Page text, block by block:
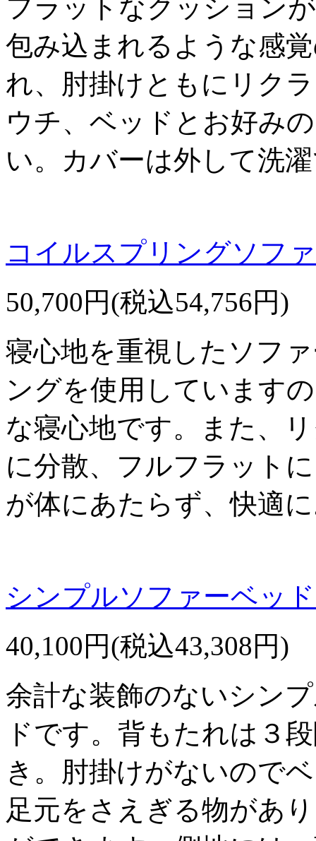
フラットなクッション
包み込まれるような感
れ、肘掛けともにリク
ウチ、ベッドとお好み
い。カバーは外して洗
コイルスプリングソフ
50,700円(税込54,756円)
寝心地を重視したソフ
ングを使用しています
な寝心地です。また、
に分散、フルフラット
が体にあたらず、快適
シンプルソファーベッ
40,100円(税込43,308円)
余計な装飾のないシン
ドです。背もたれは３
き。肘掛けがないので
足元をさえぎる物があ